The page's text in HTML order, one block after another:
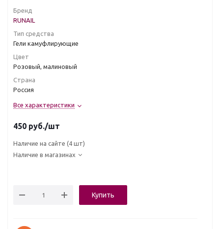
Бренд
RUNAIL
Тип средства
Гели камуфлирующие
Цвет
Розовый, малиновый
Страна
Россия
Все характеристики
450 руб./шт
Наличие на сайте (4 шт)
Наличие в магазинах
Купить